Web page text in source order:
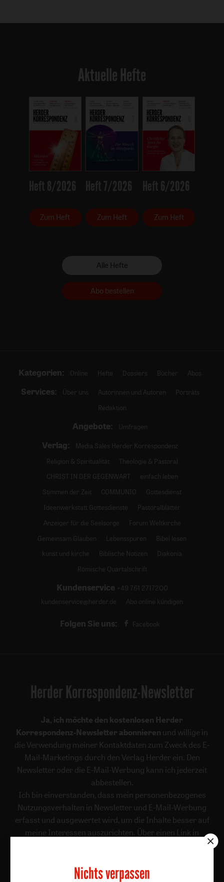
Aktuelle Hefte
Heft 8/2026
Zum Heft
Heft 7/2026
Zum Heft
Heft 6/2026
Zum Heft
Alle Hefte
Abo bestellen
Kategorien: Online Hefte Dossiers Bücher Abos
Services: Über uns Autorinnen und Autoren
Porträts
Redaktion
Angebote: Umfragen
Verlag:
Media Sales Herder Korrespondenz
Religion & Spiritualität
Theologie & Pastoral
CHRIST IN DER GEGENWART
einfach leben
Stimmen der Zeit
COMMUNIO
Gottesdienst
Ideenwerkstatt Gottesdienste
Pastoralblätter
Anzeiger für die Seelsorge
Forum Weltkirche
Gemeinsam Glauben
Lebensspuren
Bibel lesen
kunst und kirche
Biblische Notizen
Diakonia
Römische Quartalschrift
Kundenservice +49 761 2717200
kundenservice@herder.de
Abo online kündigen
Folgen Sie uns: Facebook
Herder Korrespondenz-Newsletter
Ja, ich möchte den kostenlosen Herder
Korrespondenz-Newsletter abonnieren und willige in
die Verwendung meiner Kontaktdaten zum Zweck des E-
Mail-Marketings durch den Verlag Herder ein. Den
Newsletter oder die E-Mail-Werbung kann ich jederzeit
abbestellen.
Ich bin einverstanden, dass mein personenbezogenes
Nutzungsverhalten in Newsletter und E-Mail-Werbung
erfasst und ausgewertet wird, um die Inhalte besser auf
meine Interessen auszurichten. Über einen Link in
Newsletter oder E-Mail kann ich diese Funktion jederzeit
Weiterführende Informationen finden Sie in unseren
Nichts verpassen